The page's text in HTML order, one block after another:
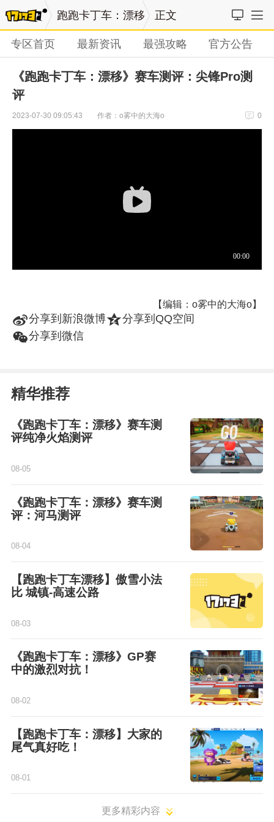
跑跑卡丁车：漂移 正文
专区首页 最新资讯 最强攻略 官方公告
《跑跑卡丁车：漂移》赛车测评：尖锋Pro测
评
2023-07-30 09:05:43 作者：o雾中的大海o 0
【编辑：o雾中的大海o】
t分享到新浪微博z分享到QQ空间
w分享到微信
精华推荐
《跑跑卡丁车：漂移》赛车测
评纯净火焰测评
08-05
《跑跑卡丁车：漂移》赛车测
评：河马测评
08-04
【跑跑卡丁车漂移】傲雪小法
比 城镇-高速公路
08-03
《跑跑卡丁车：漂移》GP赛
中的激烈对抗！
08-02
【跑跑卡丁车：漂移】大家的
尾气真好吃！
08-01
更多精彩内容